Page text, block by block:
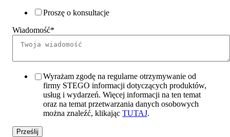
Proszę o konsultacje
Wiadomość*
Wyrażam zgodę na regularne otrzymywanie od
firmy STEGO informacji dotyczących produktów,
usług i wydarzeń. Więcej informacji na ten temat
oraz na temat przetwarzania danych osobowych
można znaleźć, klikając TUTAJ.